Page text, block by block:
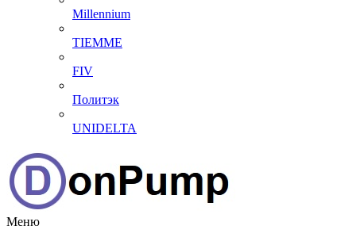
Millennium
TIEMME
FIV
Политэк
UNIDELTA
Меню